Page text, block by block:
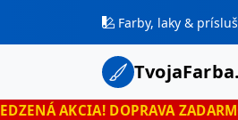
Farby, laky &
DOPRAVA ZADARMO cez